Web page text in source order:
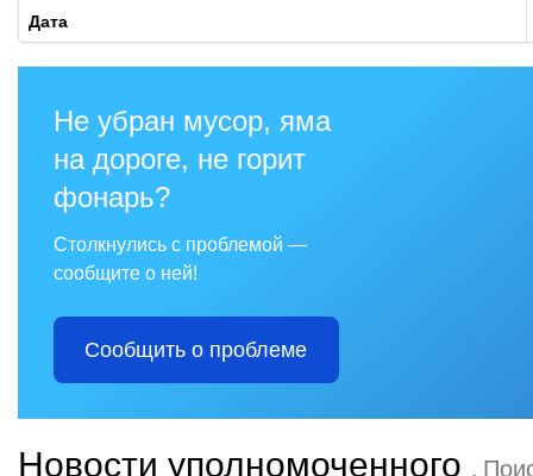
Дата
Не убран мусор, яма
на дороге, не горит
фонарь?
Столкнулись с проблемой —
сообщите о ней!
Сообщить о проблеме
Новости уполномоченного .